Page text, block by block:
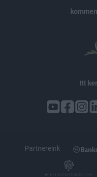
Itt
Partnereink